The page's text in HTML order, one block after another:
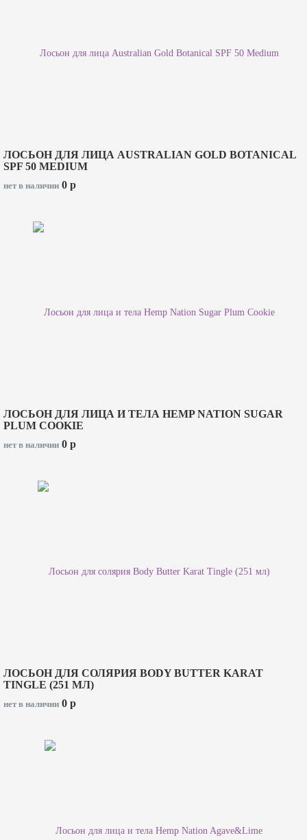
ЛОСЬОН ДЛЯ ЛИЦА AUSTRALIAN GOLD BOTANICAL
SPF 50 MEDIUM
нет в наличии 0 p
ЛОСЬОН ДЛЯ ЛИЦА И ТЕЛА HEMP NATION SUGAR
PLUM COOKIE
нет в наличии 0 p
ЛОСЬОН ДЛЯ СОЛЯРИЯ BODY BUTTER KARAT
TINGLE (251 МЛ)
нет в наличии 0 p